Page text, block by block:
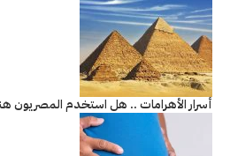
أسرار الأهرامات .. هل استخدم المصريون هندسة